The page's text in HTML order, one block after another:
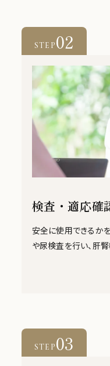
STEP02
検査・適応確
安全に使用できるか
や尿検査を行い、肝
STEP03